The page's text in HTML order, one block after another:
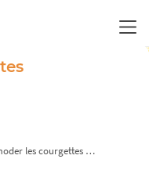
les courgettes …